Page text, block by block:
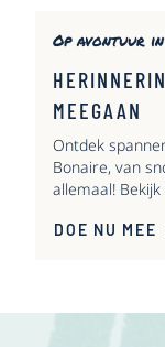
Op avontuur
MEEGAAN
Ontdek
Bonaire, van
allemaal! Bekijk
DOE NU MEE